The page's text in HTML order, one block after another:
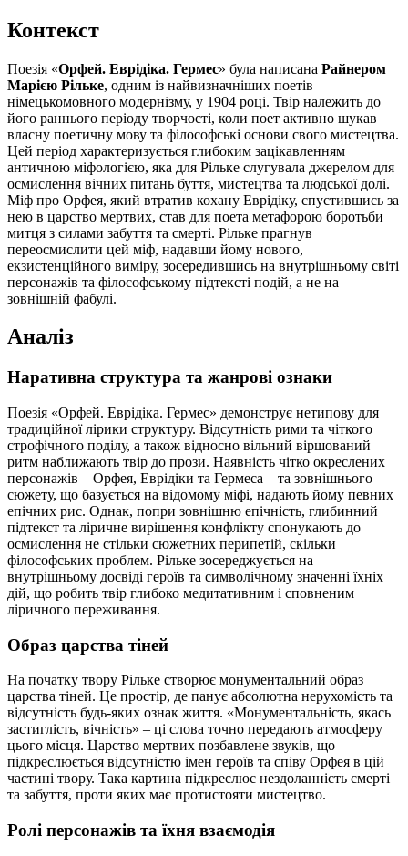
Контекст
Поезія «Орфей. Еврідіка. Гермес» була написана Райнером
Марією Рільке, одним із найвизначніших поетів
німецькомовного модернізму, у 1904 році. Твір належить до
його раннього періоду творчості, коли поет активно шукав
власну поетичну мову та філософські основи свого мистецтва.
Цей період характеризується глибоким зацікавленням
античною міфологією, яка для Рільке слугувала джерелом для
осмислення вічних питань буття, мистецтва та людської долі.
Міф про Орфея, який втратив кохану Еврідіку, спустившись за
нею в царство мертвих, став для поета метафорою боротьби
митця з силами забуття та смерті. Рільке прагнув
переосмислити цей міф, надавши йому нового,
екзистенційного виміру, зосередившись на внутрішньому світі
персонажів та філософському підтексті подій, а не на
зовнішній фабулі.
Аналіз
Наративна структура та жанрові ознаки
Поезія «Орфей. Еврідіка. Гермес» демонструє нетипову для
традиційної лірики структуру. Відсутність рими та чіткого
строфічного поділу, а також відносно вільний віршований
ритм наближають твір до прози. Наявність чітко окреслених
персонажів – Орфея, Еврідіки та Гермеса – та зовнішнього
сюжету, що базується на відомому міфі, надають йому певних
епічних рис. Однак, попри зовнішню епічність, глибинний
підтекст та ліричне вирішення конфлікту спонукають до
осмислення не стільки сюжетних перипетій, скільки
філософських проблем. Рільке зосереджується на
внутрішньому досвіді героїв та символічному значенні їхніх
дій, що робить твір глибоко медитативним і сповненим
ліричного переживання.
Образ царства тіней
На початку твору Рільке створює монументальний образ
царства тіней. Це простір, де панує абсолютна нерухомість та
відсутність будь-яких ознак життя. «Монументальність, якась
застиглість, вічність» – ці слова точно передають атмосферу
цього місця. Царство мертвих позбавлене звуків, що
підкреслюється відсутністю імен героїв та співу Орфея в цій
частині твору. Така картина підкреслює нездоланність смерті
та забуття, проти яких має протистояти мистецтво.
Ролі персонажів та їхня взаємодія